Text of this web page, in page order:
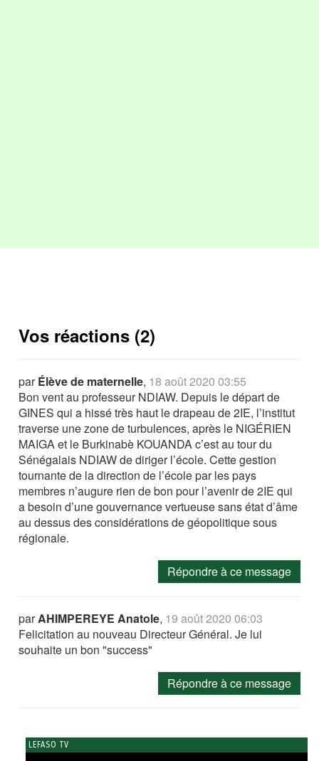
Vos réactions (2)
parÉlève de maternelle, 18 août 2020 03:55
Bon vent au professeur NDIAW. Depuis le départ de
GINES qui a hissé très haut le drapeau de 2IE, l’institut
traverse une zone de turbulences, après le NIGÉRIEN
MAIGA et le Burkinabè KOUANDA c’est au tour du
Sénégalais NDIAW de diriger l’école. Cette gestion
tournante de la direction de l’école par les pays
membres n’augure rien de bon pour l’avenir de 2IE qui
a besoin d’une gouvernance vertueuse sans état d’âme
au dessus des considérations de géopolitique sous
régionale.
Répondre à ce message
parAHIMPEREYE Anatole, 19 août 2020 06:03
Felicitation au nouveau Directeur Général. Je lui
souhaite un bon "success"
Répondre à ce message
LEFASO TV